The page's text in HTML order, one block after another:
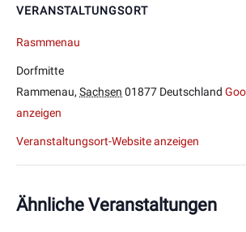
VERANSTALTUNGSORT
Rasmmenau
Dorfmitte
Rammenau, Sachsen 01877 Deutschland
anzeigen
Veranstaltungsort-Website anzeigen
Ähnliche Veranstaltungen